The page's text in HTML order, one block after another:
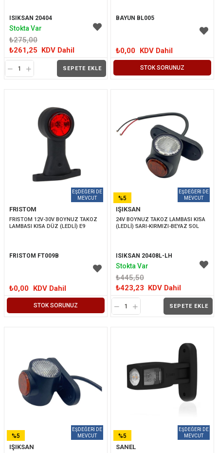
ISIKSAN 20404
₺275,00
₺261,25 KDV Dahil
SEPETE EKLE
Stokta Var
STOK SORUNUZ
BAYUN BL005
₺0,00 KDV Dahil
STOK SORUNUZ
FRISTOM
FRISTOM 12V-30V BOYNUZ TAKOZ
LAMBASI KISA DÜZ (LEDLİ) E9
FRISTOM FT009B
₺0,00 KDV Dahil
IŞIKSAN
24V BOYNUZ TAKOZ LAMBASI KISA
(LEDLİ) SARI-KIRMIZI-BEYAZ SOL
ISIKSAN 20408L-LH
₺445,50
₺423,23 KDV Dahil
SEPETE EKLE
%5
İNDIRIM
Stokta Var
IŞIKSAN
%5
İNDIRIM
SANEL
%5
İNDIRIM